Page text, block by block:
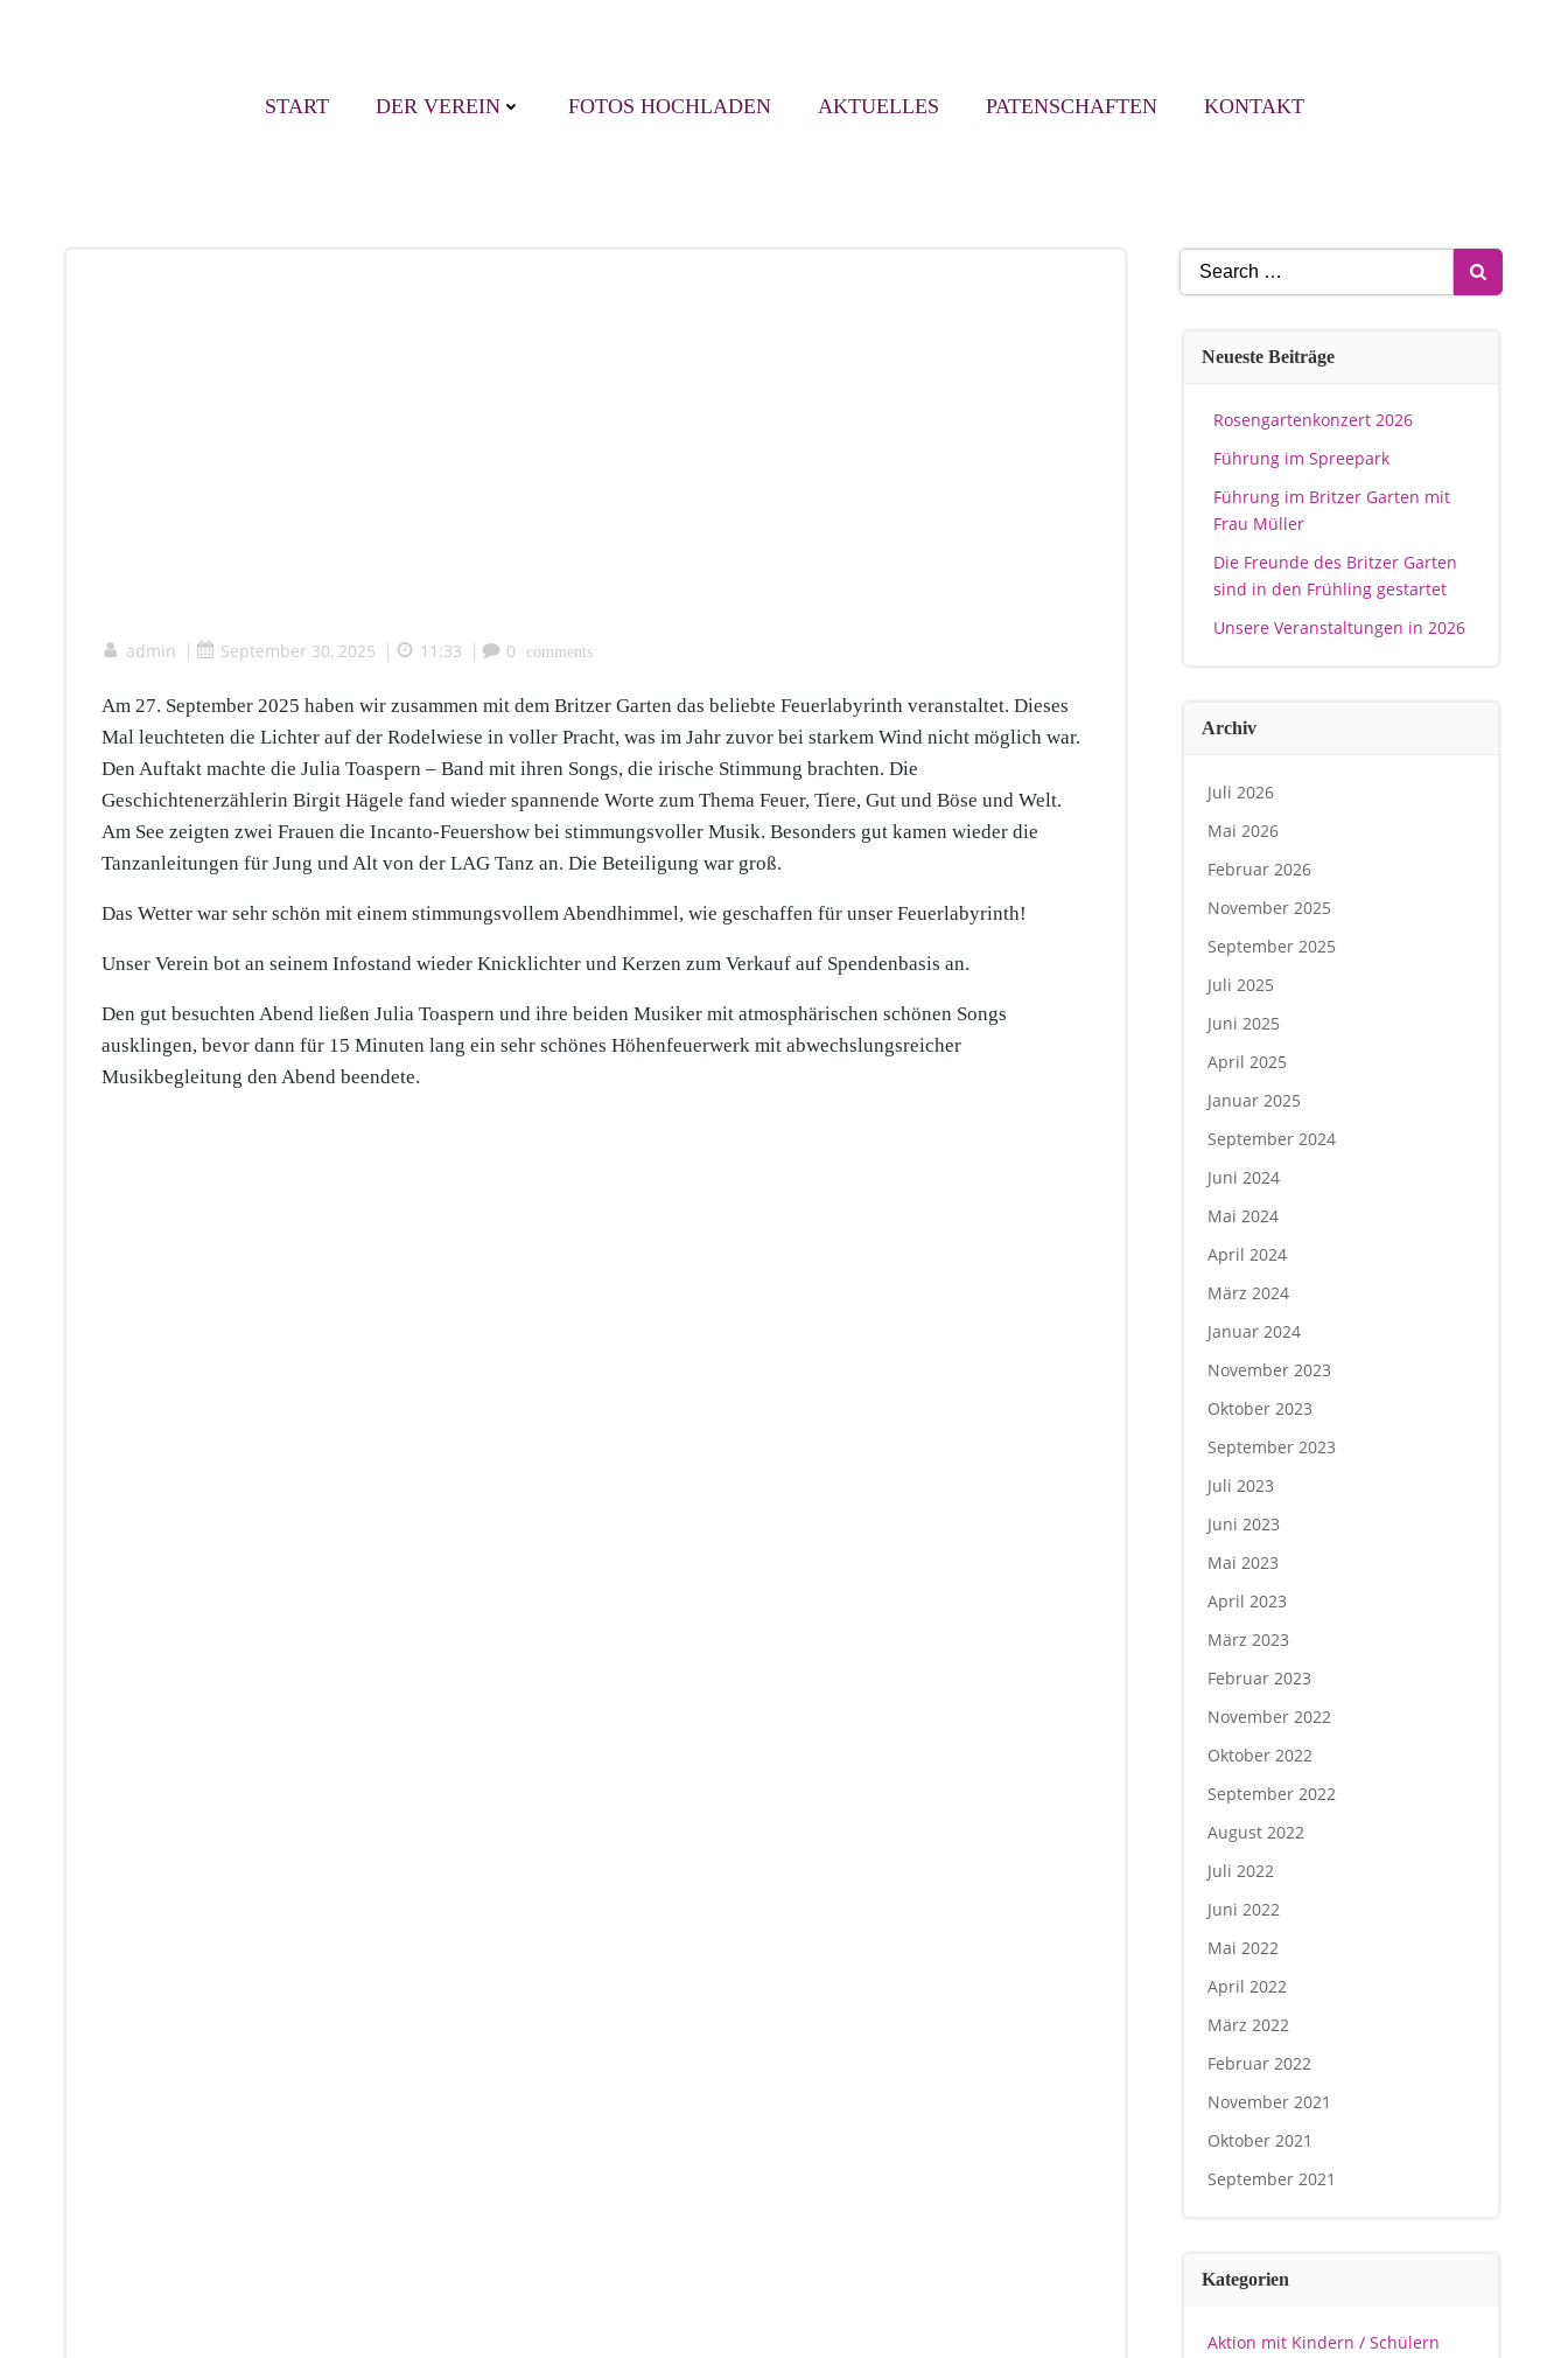
START DER VEREIN FOTOS HOCHLADEN AKTUELLES PATENSCHAFTEN KONTAKT
admin | September 30, 2025 | 11:33 | 0 comments
Am 27. September 2025 haben wir zusammen mit dem Britzer Garten das beliebte Feuerlabyrinth veranstaltet. Dieses
Mal leuchteten die Lichter auf der Rodelwiese in voller Pracht, was im Jahr zuvor bei starkem Wind nicht möglich war.
Den Auftakt machte die Julia Toaspern – Band mit ihren Songs, die irische Stimmung brachten. Die
Geschichtenerzählerin Birgit Hägele fand wieder spannende Worte zum Thema Feuer, Tiere, Gut und Böse und Welt.
Am See zeigten zwei Frauen die Incanto-Feuershow bei stimmungsvoller Musik. Besonders gut kamen wieder die
Tanzanleitungen für Jung und Alt von der LAG Tanz an. Die Beteiligung war groß.
Das Wetter war sehr schön mit einem stimmungsvollem Abendhimmel, wie geschaffen für unser Feuerlabyrinth!
Unser Verein bot an seinem Infostand wieder Knicklichter und Kerzen zum Verkauf auf Spendenbasis an.
Den gut besuchten Abend ließen Julia Toaspern und ihre beiden Musiker mit atmosphärischen schönen Songs
ausklingen, bevor dann für 15 Minuten lang ein sehr schönes Höhenfeuerwerk mit abwechslungsreicher
Musikbegleitung den Abend beendete.
Search
for:
Neueste Beiträge
Rosengartenkonzert 2026
Führung im Spreepark
Führung im Britzer Garten mit
Frau Müller
Die Freunde des Britzer Garten
sind in den Frühling gestartet
Unsere Veranstaltungen in 2026
Archiv
Juli 2026
Mai 2026
Februar 2026
November 2025
September 2025
Juli 2025
Juni 2025
April 2025
Januar 2025
September 2024
Juni 2024
Mai 2024
April 2024
März 2024
Januar 2024
November 2023
Oktober 2023
September 2023
Juli 2023
Juni 2023
Mai 2023
April 2023
März 2023
Februar 2023
November 2022
Oktober 2022
September 2022
August 2022
Juli 2022
Juni 2022
Mai 2022
April 2022
März 2022
Februar 2022
November 2021
Oktober 2021
September 2021
Kategorien
Aktion mit Kindern / Schülern